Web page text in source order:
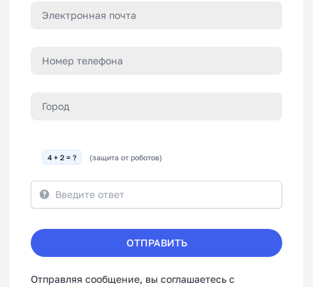
4 + 2 = ? (защита от роботов)
ОТПРАВИТЬ
Отправляя сообщение, вы соглашаетесь с